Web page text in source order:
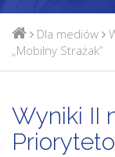
Dla mediów
„Mobilny Strażak”
Wyniki II